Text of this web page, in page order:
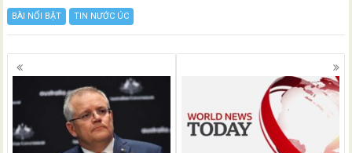
BÀI NỔI BẬT TIN NƯỚC ÚC
Posts
navigation